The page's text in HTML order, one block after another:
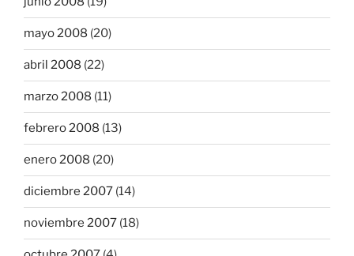
mayo 2008 (20)
abril 2008 (22)
marzo 2008 (11)
febrero 2008 (13)
enero 2008 (20)
diciembre 2007 (14)
noviembre 2007 (18)